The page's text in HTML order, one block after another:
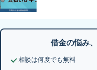
借金の悩み、
相談は何度でも無料